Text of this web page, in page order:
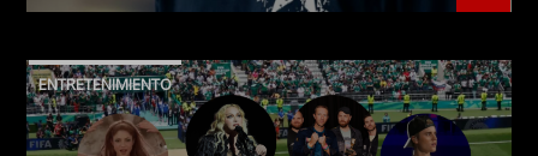
ENTRETENIMIENTO